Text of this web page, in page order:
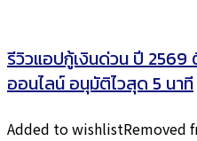
Added to wishlistRemoved